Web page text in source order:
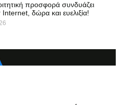
προσφορά συνδυάζει
δώρα και ευελιξία!